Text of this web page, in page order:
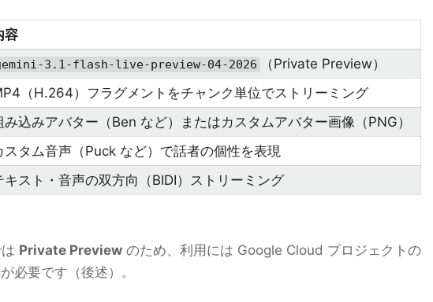
容
3.1-flash-live-preview-04-2026
（Private Preview）
（H.264）フラグメントをチャンク単位でストリーミング
み込みアバター（Ben など）またはカスタムアバター画像（PNG）
スタム音声（Puck など）で話者の個性を表現
キスト・音声の双方向（BIDI）ストリーミング
Private Preview のため、利用には Google Cloud プロジェクトの
必要です（後述）。